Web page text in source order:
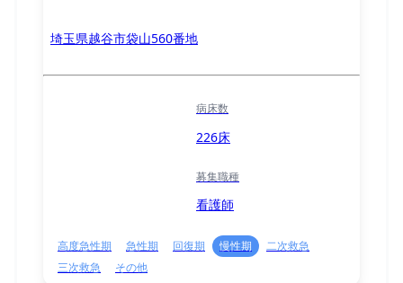
埼玉県越谷市袋山560番地
病床数
226床
募集職種
看護師
高度急性期 急性期 回復期 慢性期
二次救急
三次救急
その他